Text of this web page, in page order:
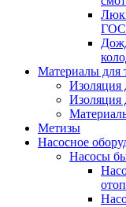
Материалы для
Изоляция
Изоляция
Метизы
Насосное
Насосы